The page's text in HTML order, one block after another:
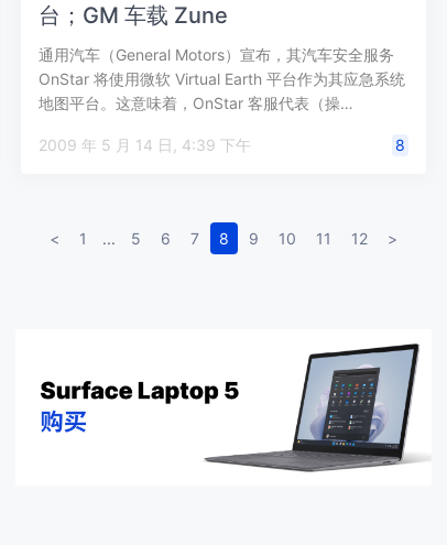
台；GM 车载 Zune
通用汽车（General Motors）宣布，其汽车安全服务
OnStar 将使用微软 Virtual Earth 平台作为其应急系统
地图平台。这意味着，OnStar 客服代表（操…
2009 年 5 月 14 日, 4:39 下午 8
< 1 ... 5 6 7 8 9 10 11 12 >